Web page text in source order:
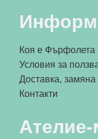
Коя е Фърфолета
Условия за
Доставка,
Контакти
Ателие-